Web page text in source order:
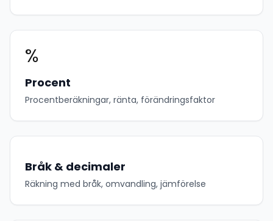
%
Procent
Procentberäkningar, ränta, förändringsfaktor
Bråk & decimaler
Räkning med bråk, omvandling, jämförelse